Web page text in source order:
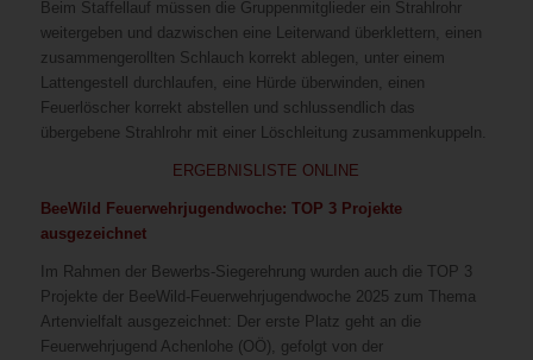
Beim Staffellauf müssen die Gruppenmitglieder ein Strahlrohr
weitergeben und dazwischen eine Leiterwand überklettern, einen
zusammengerollten Schlauch korrekt ablegen, unter einem
Lattengestell durchlaufen, eine Hürde überwinden, einen
Feuerlöscher korrekt abstellen und schlussendlich das
übergebene Strahlrohr mit einer Löschleitung zusammenkuppeln.
ERGEBNISLISTE ONLINE
BeeWild Feuerwehrjugendwoche: TOP 3 Projekte
ausgezeichnet
Im Rahmen der Bewerbs-Siegerehrung wurden auch die TOP 3
Projekte der BeeWild-Feuerwehrjugendwoche 2025 zum Thema
Artenvielfalt ausgezeichnet: Der erste Platz geht an die
Feuerwehrjugend Achenlohe (OÖ), gefolgt von der